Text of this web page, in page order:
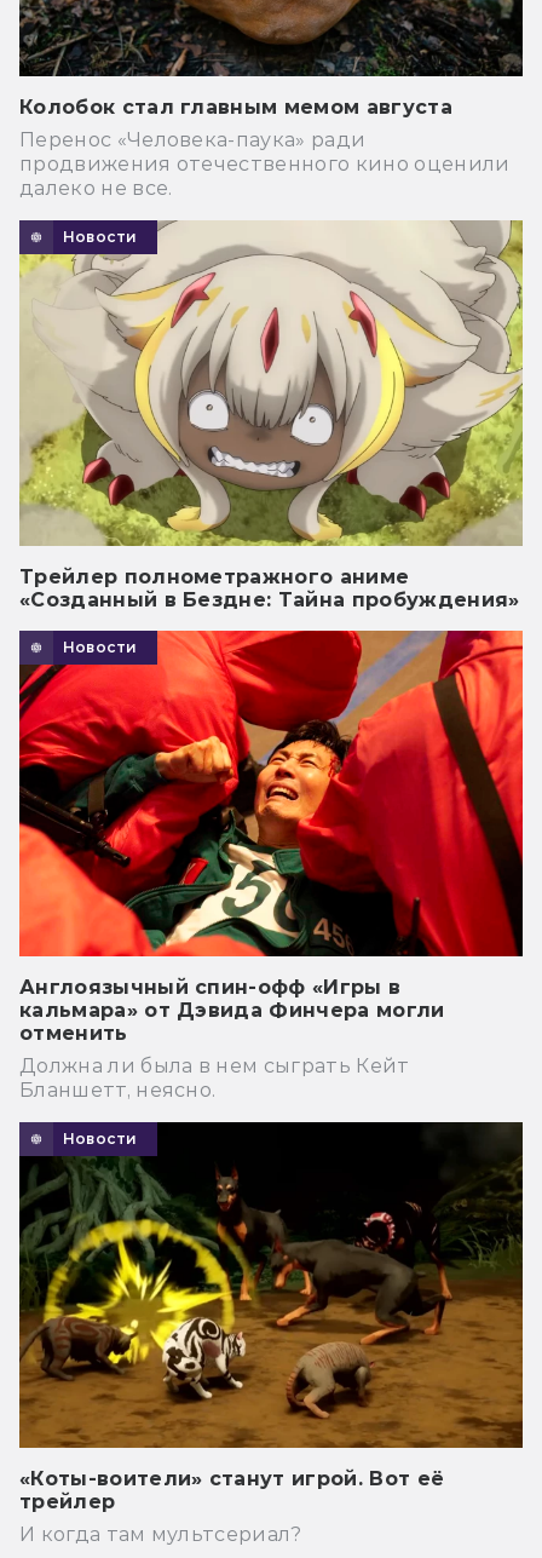
Колобок стал главным мемом августа
Перенос «Человека-паука» ради
продвижения отечественного кино оценили
далеко не все.
Новости
Трейлер полнометражного аниме
«Созданный в Бездне: Тайна пробуждения»
Новости
Англоязычный спин-офф «Игры в
кальмара» от Дэвида Финчера могли
отменить
Должна ли была в нем сыграть Кейт
Бланшетт, неясно.
Новости
«Коты-воители» станут игрой. Вот её
трейлер
И когда там мультсериал?